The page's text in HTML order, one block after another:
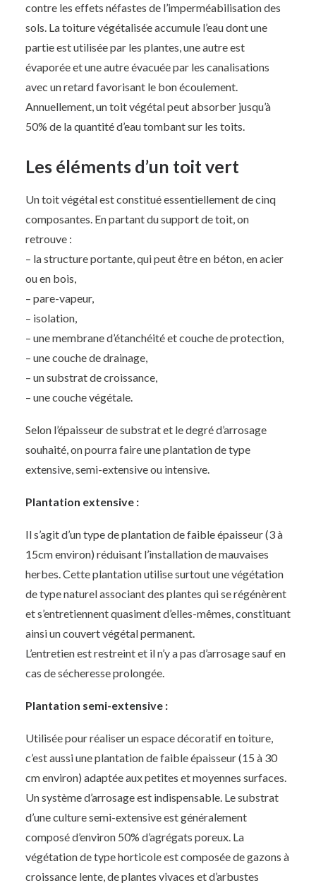
contre les effets néfastes de l’imperméabilisation des
sols. La toiture végétalisée accumule l’eau dont une
partie est utilisée par les plantes, une autre est
évaporée et une autre évacuée par les canalisations
avec un retard favorisant le bon écoulement.
Annuellement, un toit végétal peut absorber jusqu’à
50% de la quantité d’eau tombant sur les toits.
Les éléments d’un toit vert
Un toit végétal est constitué essentiellement de cinq
composantes. En partant du support de toit, on
retrouve :
– la structure portante, qui peut être en béton, en acier
ou en bois,
– pare-vapeur,
– isolation,
– une membrane d’étanchéité et couche de protection,
– une couche de drainage,
– un substrat de croissance,
– une couche végétale.
Selon l’épaisseur de substrat et le degré d’arrosage
souhaité, on pourra faire une plantation de type
extensive, semi-extensive ou intensive.
Plantation extensive :
Il s’agit d’un type de plantation de faible épaisseur (3 à
15cm environ) réduisant l’installation de mauvaises
herbes. Cette plantation utilise surtout une végétation
de type naturel associant des plantes qui se régénèrent
et s’entretiennent quasiment d’elles-mêmes, constituant
ainsi un couvert végétal permanent.
L’entretien est restreint et il n’y a pas d’arrosage sauf en
cas de sécheresse prolongée.
Plantation semi-extensive :
Utilisée pour réaliser un espace décoratif en toiture,
c’est aussi une plantation de faible épaisseur (15 à 30
cm environ) adaptée aux petites et moyennes surfaces.
Un système d’arrosage est indispensable. Le substrat
d’une culture semi-extensive est généralement
composé d’environ 50% d’agrégats poreux. La
végétation de type horticole est composée de gazons à
croissance lente, de plantes vivaces et d’arbustes